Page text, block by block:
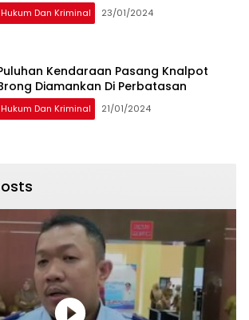
Hukum Dan Kriminal 23/01/2024
Kendaraan Pasang Knalpot
Diamankan Di Perbatasan
Hukum Dan Kriminal 21/01/2024